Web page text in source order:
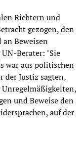
Richtern und
gezogen, den
an Beweisen
Berater: "Sie
war aus politischen
der Justiz sagten,
Unregelmäßigkeiten,
und Beweise den
auf der